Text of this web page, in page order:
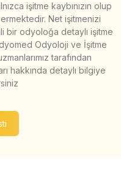
işitme kaybınızın olup
Net işitmenizi
bir odyoloğa detaylı işitme
Odyoloji ve İşitme
tarafından
hakkında detaylı bilgiye